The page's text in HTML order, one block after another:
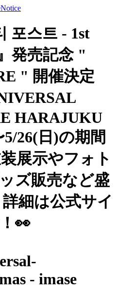
Notice
포스트 - 1st
発売記念 "
" 開催決定
HARAJUKU
26(日)の期間
展示やフォト
ズ販売など盛
細は公式サイ
👀
- imase